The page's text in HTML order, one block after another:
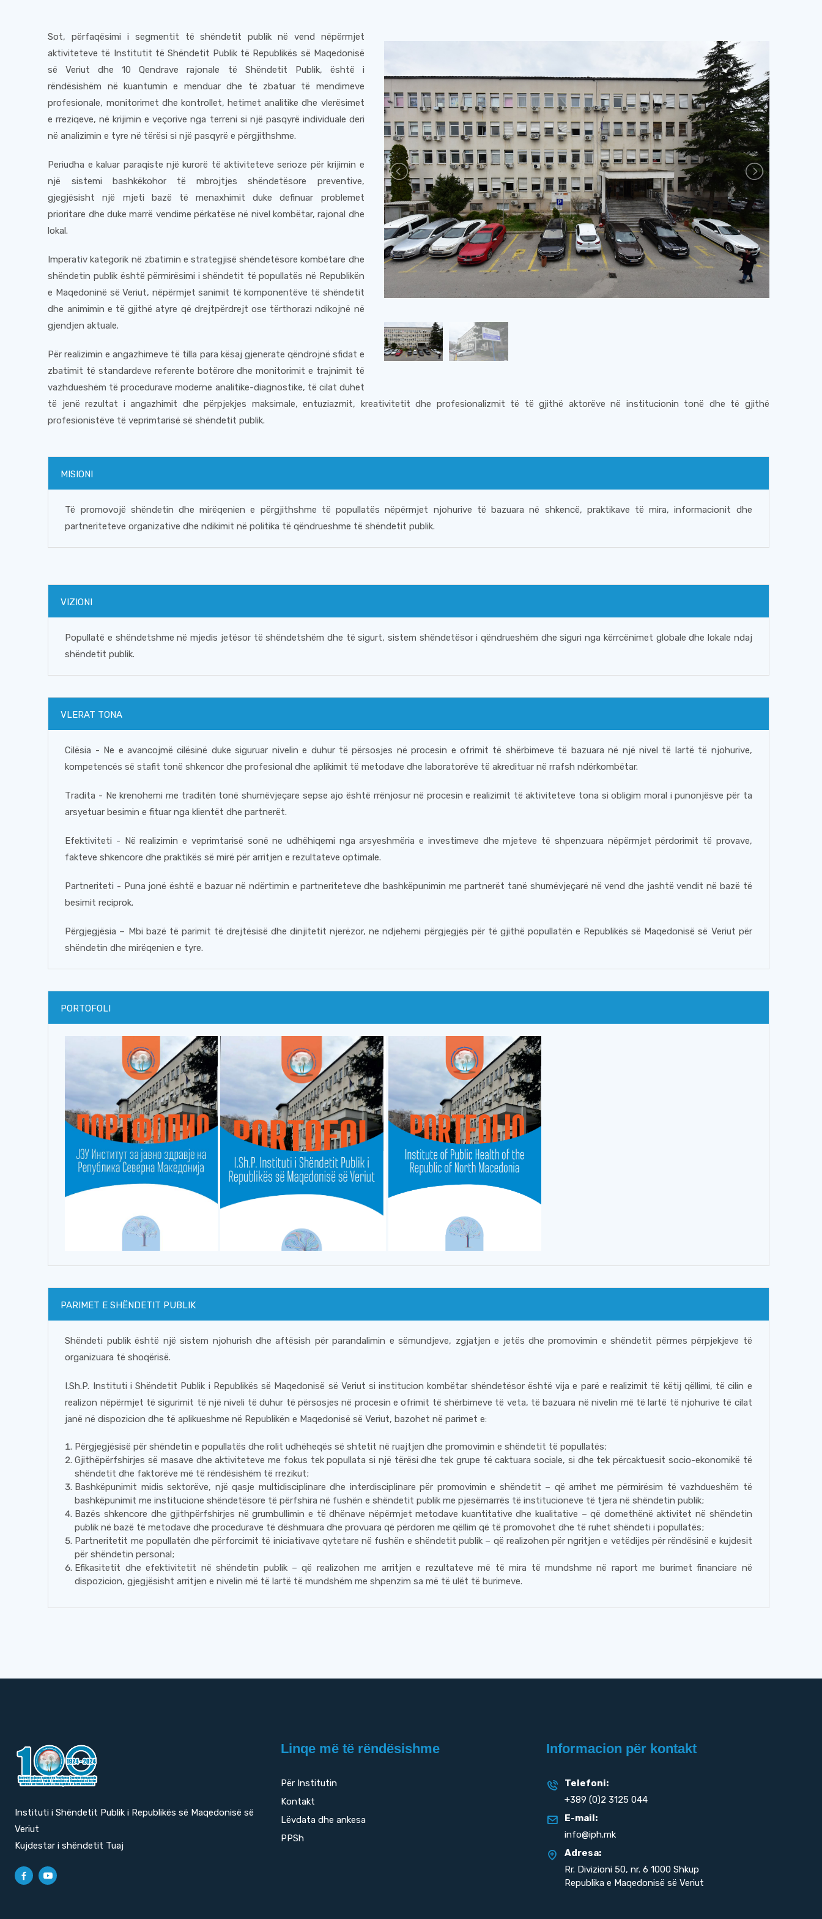
Sot, përfaqësimi i segmentit të shëndetit publik në vend nëpërmjet
aktiviteteve të Institutit të Shëndetit Publik të Republikës së Maqedonisë
së Veriut dhe 10 Qendrave rajonale të Shëndetit Publik, është i
rëndësishëm në kuantumin e menduar dhe të zbatuar të mendimeve
profesionale, monitorimet dhe kontrollet, hetimet analitike dhe vlerësimet
e rreziqeve, në krijimin e veçorive nga terreni si një pasqyrë individuale deri
në analizimin e tyre në tërësi si një pasqyrë e përgjithshme.
Periudha e kaluar paraqiste një kurorë të aktiviteteve serioze për krijimin e
një sistemi bashkëkohor të mbrojtjes shëndetësore preventive,
gjegjësisht një mjeti bazë të menaxhimit duke definuar problemet
prioritare dhe duke marrë vendime përkatëse në nivel kombëtar, rajonal dhe
lokal.
Imperativ kategorik në zbatimin e strategjisë shëndetësore kombëtare dhe
shëndetin publik është përmirësimi i shëndetit të popullatës në Republikën
e Maqedoninë së Veriut, nëpërmjet sanimit të komponentëve të shëndetit
dhe animimin e të gjithë atyre që drejtpërdrejt ose tërthorazi ndikojnë në
gjendjen aktuale.
Për realizimin e angazhimeve të tilla para kësaj gjenerate qëndrojnë sfidat e
zbatimit të standardeve referente botërore dhe monitorimit e trajnimit të
vazhdueshëm të procedurave moderne analitike-diagnostike, të cilat duhet
të jenë rezultat i angazhimit dhe përpjekjes maksimale, entuziazmit, kreativitetit dhe profesionalizmit të të gjithë aktorëve në institucionin tonë dhe të gjithë
profesionistëve të veprimtarisë së shëndetit publik.
MISIONI
Të promovojë shëndetin dhe mirëqenien e përgjithshme të popullatës nëpërmjet njohurive të bazuara në shkencë, praktikave të mira, informacionit dhe
partneriteteve organizative dhe ndikimit në politika të qëndrueshme të shëndetit publik.
VIZIONI
Popullatë e shëndetshme në mjedis jetësor të shëndetshëm dhe të sigurt, sistem shëndetësor i qëndrueshëm dhe siguri nga kërrcënimet globale dhe lokale ndaj
shëndetit publik.
VLERAT TONA
Cilësia - Ne e avancojmë cilësinë duke siguruar nivelin e duhur të përsosjes në procesin e ofrimit të shërbimeve të bazuara në një nivel të lartë të njohurive,
kompetencës së stafit tonë shkencor dhe profesional dhe aplikimit të metodave dhe laboratorëve të akredituar në rrafsh ndërkombëtar.
Тraditа - Ne krenohemi me traditën tonë shumëvjeçare sepse ajo është rrënjosur në procesin e realizimit të aktiviteteve tona si obligim moral i punonjësve për ta
arsyetuar besimin e fituar nga klientët dhe partnerët.
Еfektiviteti - Në realizimin e veprimtarisë sonë ne udhëhiqemi nga arsyeshmëria e investimeve dhe mjeteve të shpenzuara nëpërmjet përdorimit të provave,
fakteve shkencore dhe praktikës së mirë për arritjen e rezultateve optimale.
Partneriteti - Puna jonë është e bazuar në ndërtimin e partneriteteve dhe bashkëpunimin me partnerët tanë shumëvjeçarë në vend dhe jashtë vendit në bazë të
besimit reciprok.
Përgjegjësia – Mbi bazë të parimit të drejtësisë dhe dinjitetit njerëzor, ne ndjehemi përgjegjës për të gjithë popullatën e Republikës së Maqedonisë së Veriut për
shëndetin dhe mirëqenien e tyre.
PORTOFOLI
PARIMET E SHËNDETIT PUBLIK
Shëndeti publik është një sistem njohurish dhe aftësish për parandalimin e sëmundjeve, zgjatjen e jetës dhe promovimin e shëndetit përmes përpjekjeve të
organizuara të shoqërisë.
I.Sh.P. Instituti i Shëndetit Publik i Republikës së Maqedonisë së Veriut si institucion kombëtar shëndetësor është vija e parë e realizimit të këtij qëllimi, të cilin e
realizon nëpërmjet të sigurimit të një niveli të duhur të përsosjes në procesin e ofrimit të shërbimeve të veta, të bazuara në nivelin më të lartë të njohurive të cilat
janë në dispozicion dhe të aplikueshme në Republikën e Maqedonisë së Veriut, bazohet në parimet e:
Përgjegjësisë për shëndetin e popullatës dhe rolit udhëheqës së shtetit në ruajtjen dhe promovimin e shëndetit të popullatës;
Gjithëpërfshirjes së masave dhe aktiviteteve me fokus tek popullata si një tërësi dhe tek grupe të caktuara sociale, si dhe tek përcaktuesit socio-ekonomikë të
shëndetit dhe faktorëve më të rëndësishëm të rrezikut;
Bashkëpunimit midis sektorëve, një qasje multidisciplinare dhe interdisciplinare për promovimin e shëndetit – që arrihet me përmirësim të vazhdueshëm të
bashkëpunimit me institucione shëndetësore të përfshira në fushën e shëndetit publik me pjesëmarrës të institucioneve të tjera në shëndetin publik;
Bazës shkencore dhe gjithpërfshirjes në grumbullimin e të dhënave nëpërmjet metodave kuantitative dhe kualitative – që domethënë aktivitet në shëndetin
publik në bazë të metodave dhe procedurave të dëshmuara dhe provuara që përdoren me qëllim që të promovohet dhe të ruhet shëndeti i popullatës;
Partneritetit me popullatën dhe përforcimit të iniciativave qytetare në fushën e shëndetit publik – që realizohen për ngritjen e vetëdijes për rëndësinë e kujdesit
për shëndetin personal;
Efikasitetit dhe efektivitetit në shëndetin publik – që realizohen me arritjen e rezultateve më të mira të mundshme në raport me burimet financiare në
dispozicion, gjegjësisht arritjen e nivelin më të lartë të mundshëm me shpenzim sa më të ulët të burimeve.
Instituti i Shëndetit Publik i Republikës së Maqedonisë së
Veriut
Kujdestar i shëndetit Tuaj
Linqe më të rëndësishme
Për Institutin
Kontakt
Lëvdata dhe ankesa
PPSh
Informacion për kontakt
Telefoni:
+389 (0)2 3125 044
E-mail:
info@iph.mk
Adresa:
Rr. Divizioni 50, nr. 6 1000 Shkup
Republika e Maqedonisë së Veriut